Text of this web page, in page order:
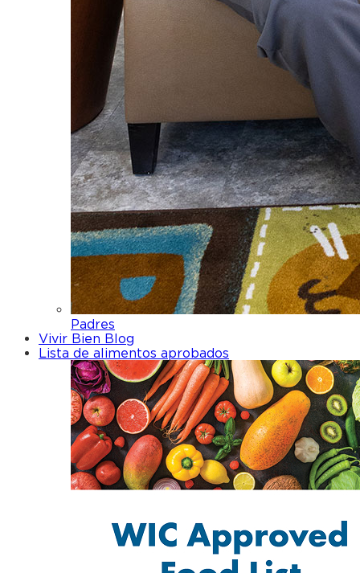
Padres
Vivir Bien Blog
Lista de alimentos aprobados